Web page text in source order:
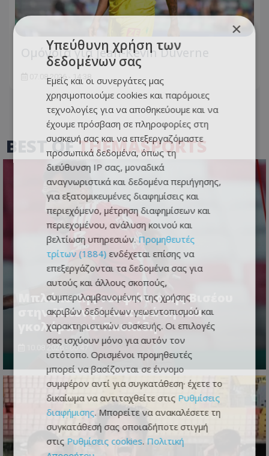
Ομόνοια για Jean-Kevin Duverne
07.08.2026 - 14:38
BEST OFTHEMASPORTS
Μπλόκο της νεοφώτιστης Βισέου
στην Μπενφίκα παρά τη νέα
γκολάρα του Παυλίδη
10.08.2026 - 00:47
×
Υπεύθυνη χρήση των
δεδομένων σας
Εμείς και οι συνεργάτες μας
χρησιμοποιούμε cookies και παρόμοιες
τεχνολογίες για να αποθηκεύουμε και να
έχουμε πρόσβαση σε πληροφορίες στη
συσκευή σας και να επεξεργαζόμαστε
προσωπικά δεδομένα, όπως τη
διεύθυνση IP σας, μοναδικά
αναγνωριστικά και δεδομένα περιήγησης,
για εξατομικευμένες διαφημίσεις και
περιεχόμενο, μέτρηση διαφημίσεων και
περιεχομένου, ανάλυση κοινού και
βελτίωση υπηρεσιών. Προμηθευτές
τρίτων (1884) ενδέχεται επίσης να
επεξεργάζονται τα δεδομένα σας για
αυτούς και άλλους σκοπούς,
συμπεριλαμβανομένης της χρήσης
ακριβών δεδομένων γεωεντοπισμού και
χαρακτηριστικών συσκευής. Οι επιλογές
σας ισχύουν μόνο για αυτόν τον
ιστότοπο. Ορισμένοι προμηθευτές
μπορεί να βασίζονται σε έννομο
συμφέρον αντί για συγκατάθεση· έχετε το
δικαίωμα να αντιταχθείτε στις Ρυθμίσεις
διαφήμισης. Μπορείτε να ανακαλέσετε τη
συγκατάθεσή σας οποιαδήποτε στιγμή
στις Ρυθμίσεις cookies. Πολιτική